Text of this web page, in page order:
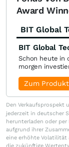
Award
BIT Global
BIT Global
Schon heute in
morgen
Zum Produkt
Den Verkaufsprospekt
jederzeit in deutscher
herunterladen oder per
aufgrund ihrer
eine erhöhte Volatilität